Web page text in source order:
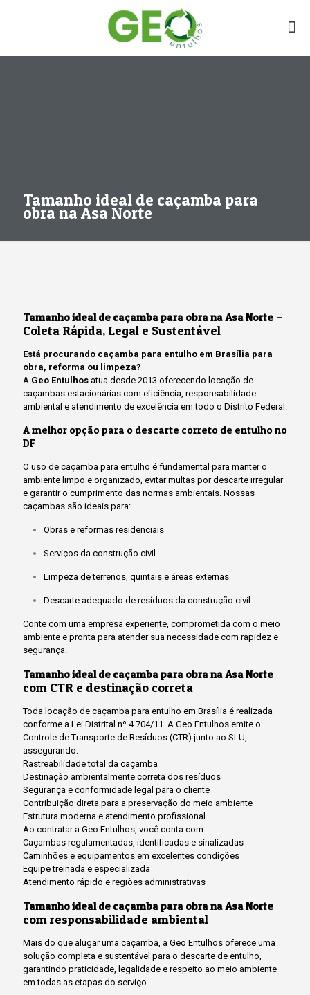
Tamanho ideal de caçamba para
obra na Asa Norte
Tamanho ideal de caçamba para obra na Asa Norte –
Coleta Rápida, Legal e Sustentável
Está procurando caçamba para entulho em Brasília para
obra, reforma ou limpeza?
A Geo Entulhos atua desde 2013 oferecendo locação de
caçambas estacionárias com eficiência, responsabilidade
ambiental e atendimento de excelência em todo o Distrito Federal.
A melhor opção para o descarte correto de entulho no
DF
O uso de caçamba para entulho é fundamental para manter o
ambiente limpo e organizado, evitar multas por descarte irregular
e garantir o cumprimento das normas ambientais. Nossas
caçambas são ideais para:
Obras e reformas residenciais
Serviços da construção civil
Limpeza de terrenos, quintais e áreas externas
Descarte adequado de resíduos da construção civil
Conte com uma empresa experiente, comprometida com o meio
ambiente e pronta para atender sua necessidade com rapidez e
segurança.
Tamanho ideal de caçamba para obra na Asa Norte
com CTR e destinação correta
Toda locação de caçamba para entulho em Brasília é realizada
conforme a Lei Distrital nº 4.704/11. A Geo Entulhos emite o
Controle de Transporte de Resíduos (CTR) junto ao SLU,
assegurando:
Rastreabilidade total da caçamba
Destinação ambientalmente correta dos resíduos
Segurança e conformidade legal para o cliente
Contribuição direta para a preservação do meio ambiente
Estrutura moderna e atendimento profissional
Ao contratar a Geo Entulhos, você conta com:
Caçambas regulamentadas, identificadas e sinalizadas
Caminhões e equipamentos em excelentes condições
Equipe treinada e especializada
Atendimento rápido e regiões administrativas
Tamanho ideal de caçamba para obra na Asa Norte
com responsabilidade ambiental
Mais do que alugar uma caçamba, a Geo Entulhos oferece uma
solução completa e sustentável para o descarte de entulho,
garantindo praticidade, legalidade e respeito ao meio ambiente
em todas as etapas do serviço.